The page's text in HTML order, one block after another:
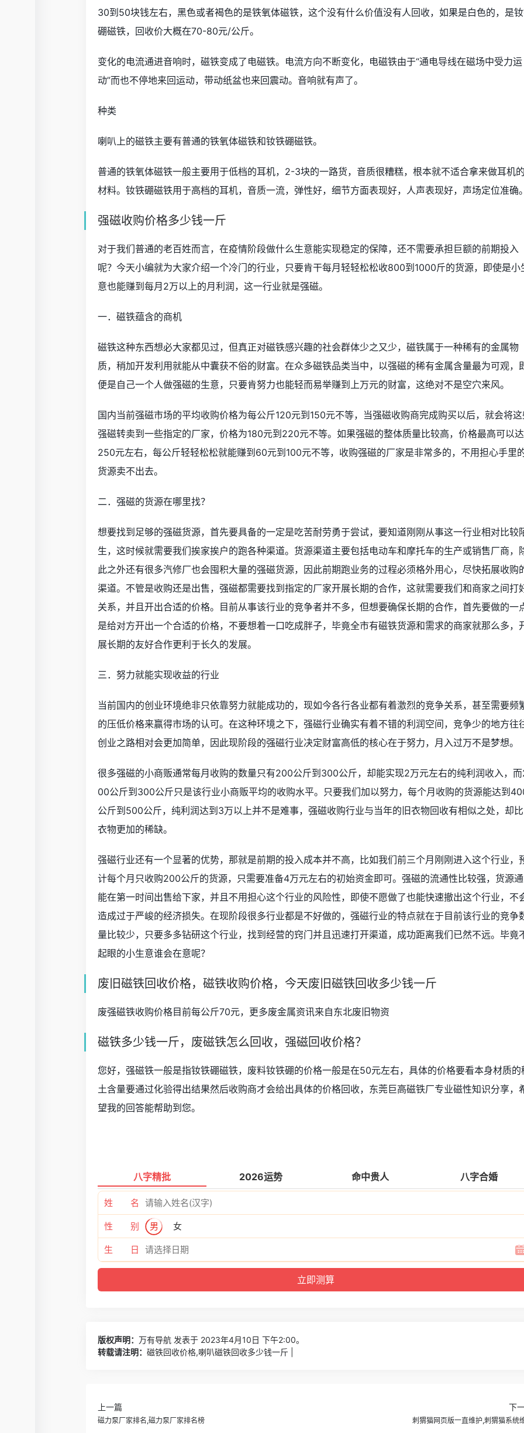
30到50块钱左右，黑色或者褐色的是铁氧体磁铁，这个没有什么价值没有人回收，如果是白色的，是
硼磁铁，回收价大概在70-80元/公斤。
变化的电流通进音响时，磁铁变成了电磁铁。电流方向不断变化，电磁铁由于“通电导线在磁场中受力运
动”而也不停地来回运动，带动纸盆也来回震动。音响就有声了。
种类
喇叭上的磁铁主要有普通的铁氧体磁铁和钕铁硼磁铁。
普通的铁氧体磁铁一般主要用于低档的耳机，2-3块的一路货，音质很糟糕，根本就不适合拿来做耳机的
材料。钕铁硼磁铁用于高档的耳机，音质一流，弹性好，细节方面表现好，人声表现好，声场定位准确。
强磁收购价格多少钱一斤
对于我们普通的老百姓而言，在疫情阶段做什么生意能实现稳定的保障，还不需要承担巨额的前期投入
呢？今天小编就为大家介绍一个冷门的行业，只要肯干每月轻轻松松收800到1000斤的货源，即使是小
意也能赚到每月2万以上的月利润，这一行业就是强磁。
一．磁铁蕴含的商机
磁铁这种东西想必大家都见过，但真正对磁铁感兴趣的社会群体少之又少，磁铁属于一种稀有的金属物
质，稍加开发利用就能从中囊获不俗的财富。在众多磁铁品类当中，以强磁的稀有金属含量最为可观，
便是自己一个人做强磁的生意，只要肯努力也能轻而易举赚到上万元的财富，这绝对不是空穴来风。
国内当前强磁市场的平均收购价格为每公斤120元到150元不等，当强磁收购商完成购买以后，就会将
强磁转卖到一些指定的厂家，价格为180元到220元不等。如果强磁的整体质量比较高，价格最高可以达
250元左右，每公斤轻轻松松就能赚到60元到100元不等，收购强磁的厂家是非常多的，不用担心手里
货源卖不出去。
二．强磁的货源在哪里找？
想要找到足够的强磁货源，首先要具备的一定是吃苦耐劳勇于尝试，要知道刚刚从事这一行业相对比较
生，这时候就需要我们挨家挨户的跑各种渠道。货源渠道主要包括电动车和摩托车的生产或销售厂商，
此之外还有很多汽修厂也会囤积大量的强磁货源，因此前期跑业务的过程必须格外用心，尽快拓展收购
渠道。不管是收购还是出售，强磁都需要找到指定的厂家开展长期的合作，这就需要我们和商家之间打
关系，并且开出合适的价格。目前从事该行业的竞争者并不多，但想要确保长期的合作，首先要做的一
是给对方开出一个合适的价格，不要想着一口吃成胖子，毕竟全市有磁铁货源和需求的商家就那么多，
展长期的友好合作更利于长久的发展。
三．努力就能实现收益的行业
当前国内的创业环境绝非只依靠努力就能成功的，现如今各行各业都有着激烈的竞争关系，甚至需要频
的压低价格来赢得市场的认可。在这种环境之下，强磁行业确实有着不错的利润空间，竞争少的地方往
创业之路相对会更加简单，因此现阶段的强磁行业决定财富高低的核心在于努力，月入过万不是梦想。
很多强磁的小商贩通常每月收购的数量只有200公斤到300公斤，却能实现2万元左右的纯利润收入，
00公斤到300公斤只是该行业小商贩平均的收购水平。只要我们加以努力，每个月收购的货源能达到
公斤到500公斤，纯利润达到3万以上并不是难事，强磁收购行业与当年的旧衣物回收有相似之处，却比
衣物更加的稀缺。
强磁行业还有一个显著的优势，那就是前期的投入成本并不高，比如我们前三个月刚刚进入这个行业，
计每个月只收购200公斤的货源，只需要准备4万元左右的初始资金即可。强磁的流通性比较强，货源
能在第一时间出售给下家，并且不用担心这个行业的风险性，即使不愿做了也能快速撤出这个行业，不
造成过于严峻的经济损失。在现阶段很多行业都是不好做的，强磁行业的特点就在于目前该行业的竞争
量比较少，只要多多钻研这个行业，找到经营的窍门并且迅速打开渠道，成功距离我们已然不远。毕竟
起眼的小生意谁会在意呢？
废旧磁铁回收价格，磁铁收购价格，今天废旧磁铁回收多少钱一斤
废强磁铁收购价格目前每公斤70元，更多废金属资讯来自东北废旧物资
磁铁多少钱一斤，废磁铁怎么回收，强磁回收价格？
您好，强磁铁一般是指钕铁硼磁铁，废料钕铁硼的价格一般是在50元左右，具体的价格要看本身材质的
土含量要通过化验得出结果然后收购商才会给出具体的价格回收，东莞巨高磁铁厂专业磁性知识分享，
望我的回答能帮助到您。
姓 名